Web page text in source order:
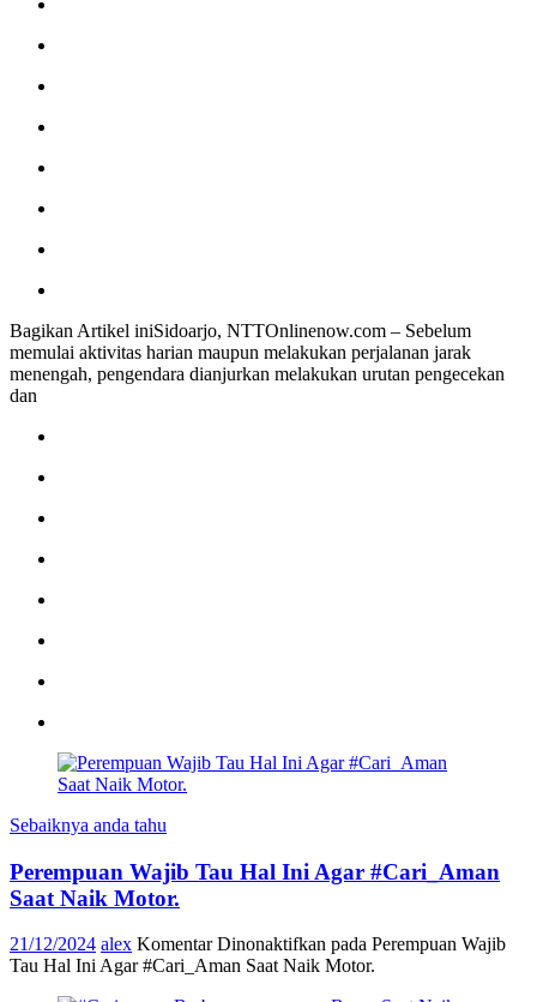
Bagikan Artikel iniSidoarjo, NTTOnlinenow.com – Sebelum
memulai aktivitas harian maupun melakukan perjalanan jarak
menengah, pengendara dianjurkan melakukan urutan pengecekan
dan
Sebaiknya anda tahu
Perempuan Wajib Tau Hal Ini Agar #Cari_Aman
Saat Naik Motor.
21/12/2024 alex Komentar Dinonaktifkan pada Perempuan Wajib
Tau Hal Ini Agar #Cari_Aman Saat Naik Motor.